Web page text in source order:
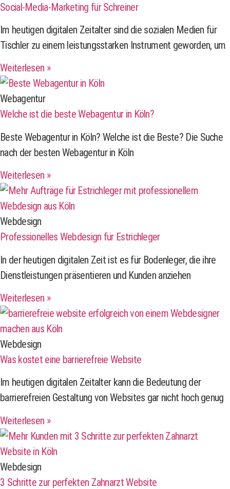
Social-Media-Marketing für Schreiner
Im heutigen digitalen Zeitalter sind die sozialen Medien für
Tischler zu einem leistungsstarken Instrument geworden, um
Weiterlesen »
Webagentur
Welche ist die beste Webagentur in Köln?
Beste Webagentur in Köln? Welche ist die Beste? Die Suche
nach der besten Webagentur in Köln
Weiterlesen »
Webdesign
Professionelles Webdesign für Estrichleger
In der heutigen digitalen Zeit ist es für Bodenleger, die ihre
Dienstleistungen präsentieren und Kunden anziehen
Weiterlesen »
Webdesign
Was kostet eine barrierefreie Website
Im heutigen digitalen Zeitalter kann die Bedeutung der
barrierefreien Gestaltung von Websites gar nicht hoch genug
Weiterlesen »
Webdesign
3 Schritte zur perfekten Zahnarzt Website